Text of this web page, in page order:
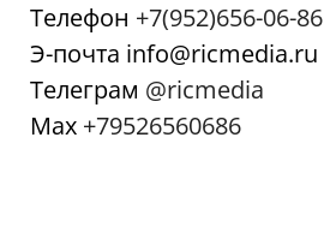
Телефон +7(952)656-06-86
Э-почта info@ricmedia.ru
Телеграм @ricmedia
Мах +79526560686